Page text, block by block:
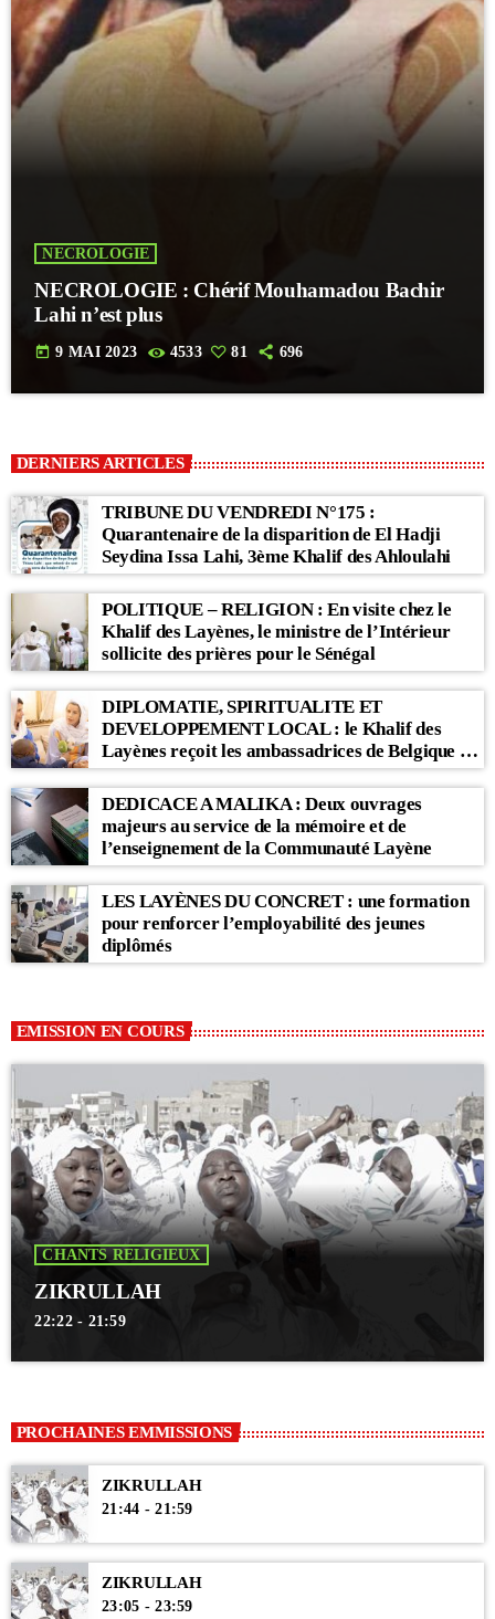
NECROLOGIE
NECROLOGIE : Chérif Mouhamadou Bachir
Lahi n’est plus
today 9 MAI 2023 4533 81 696
DERNIERS ARTICLES
TRIBUNE DU VENDREDI N°175 :
Quarantenaire de la disparition de El Hadji
Seydina Issa Lahi, 3ème Khalif des Ahloulahi
POLITIQUE – RELIGION : En visite chez le
Khalif des Layènes, le ministre de l’Intérieur
sollicite des prières pour le Sénégal
DIPLOMATIE, SPIRITUALITE ET
DEVELOPPEMENT LOCAL : le Khalif des
Layènes reçoit les ambassadrices de Belgique et
des Pays-Bas
DEDICACE A MALIKA : Deux ouvrages
majeurs au service de la mémoire et de
l’enseignement de la Communauté Layène
LES LAYÈNES DU CONCRET : une formation
pour renforcer l’employabilité des jeunes
diplômés
EMISSION EN COURS
CHANTS RELIGIEUX
ZIKRULLAH
22:22 - 21:59
PROCHAINES EMMISSIONS
ZIKRULLAH
21:44 - 21:59
ZIKRULLAH
23:05 - 23:59